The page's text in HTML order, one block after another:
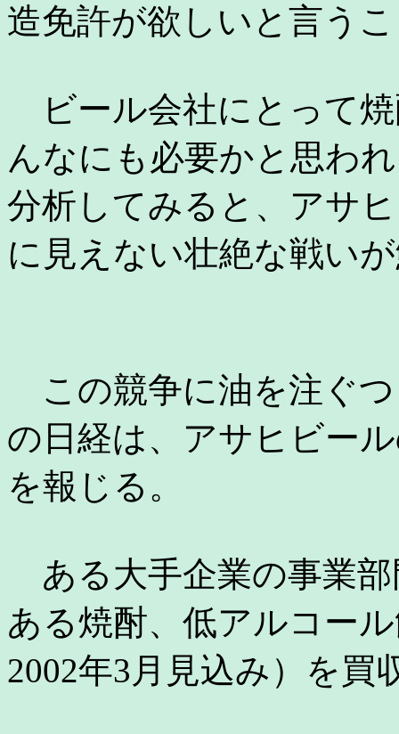
造免許が欲しいと言う
ビール会社にとって
んなにも必要かと思わ
分析してみると、アサ
に見えない壮絶な戦い
この競争に油を注ぐつ
の日経は、アサヒビー
を報じる。
ある大手企業の事業
ある焼酎、低アルコー
2002年3月見込み）を買